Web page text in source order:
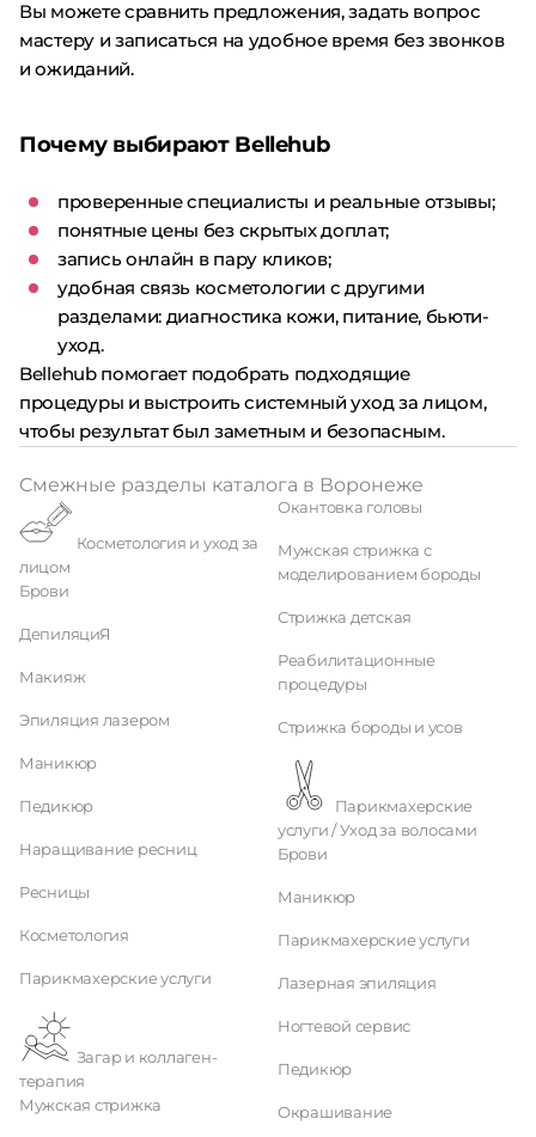
Вы можете сравнить предложения, задать вопрос
мастеру и записаться на удобное время без звонков
и ожиданий.
Почему выбирают Bellehub
проверенные специалисты и реальные отзывы;
понятные цены без скрытых доплат;
запись онлайн в пару кликов;
удобная связь косметологии с другими
разделами: диагностика кожи, питание, бьюти-
уход.
Bellehub помогает подобрать подходящие
процедуры и выстроить системный уход за лицом,
чтобы результат был заметным и безопасным.
Смежные разделы каталога в Воронеже
лицом
Брови
ДепиляциЯ
Макияж
Эпиляция лазером
Маникюр
Педикюр
Наращивание ресниц
Ресницы
Косметология
Парикмахерские услуги
терапия
Мужская стрижка
Окантовка головы
Мужская стрижка с
моделированием бороды
Стрижка детская
Реабилитационные
процедуры
Стрижка бороды и усов
услуги / Уход за волосами
Брови
Маникюр
Парикмахерские услуги
Лазерная эпиляция
Ногтевой сервис
Педикюр
Окрашивание